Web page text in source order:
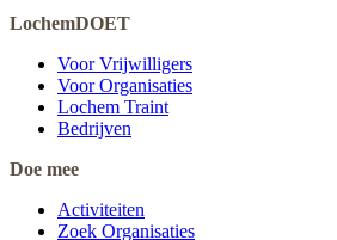
LochemDOET
Voor Vrijwilligers
Voor Organisaties
Lochem Traint
Bedrijven
Doe mee
Activiteiten
Zoek Organisaties